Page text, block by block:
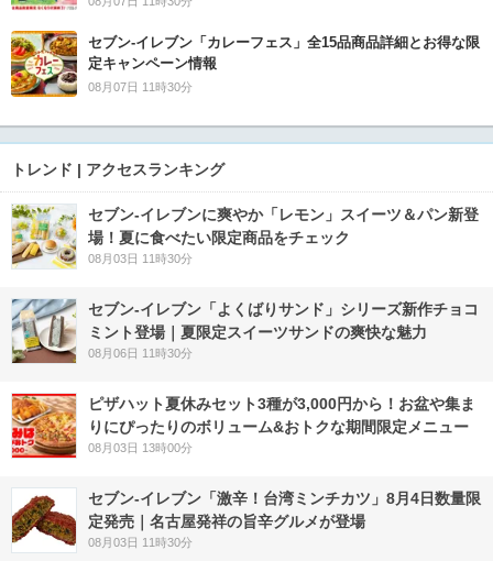
セブン‐イレブン「カレーフェス」全15品商品詳細とお得な限
定キャンペーン情報
08月07日 11時30分
トレンド | アクセスランキング
セブン‐イレブンに爽やか「レモン」スイーツ＆パン新登
場！夏に食べたい限定商品をチェック
08月03日 11時30分
セブン‐イレブン「よくばりサンド」シリーズ新作チョコ
ミント登場｜夏限定スイーツサンドの爽快な魅力
08月06日 11時30分
ピザハット夏休みセット3種が3,000円から！お盆や集ま
りにぴったりのボリューム&おトクな期間限定メニュー
08月03日 13時00分
セブン-イレブン「激辛！台湾ミンチカツ」8月4日数量限
定発売｜名古屋発祥の旨辛グルメが登場
08月03日 11時30分